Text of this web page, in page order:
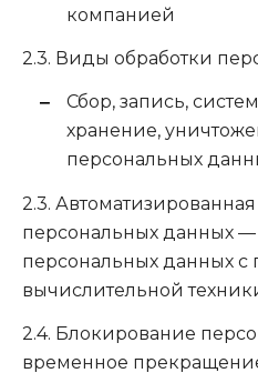
компанией
2.3. Виды обработки
Сбор, запись,
хранение,
персональных
2.3.
персональных данных —
персональных данных
вычислительной
2.4. Блокирование
временное